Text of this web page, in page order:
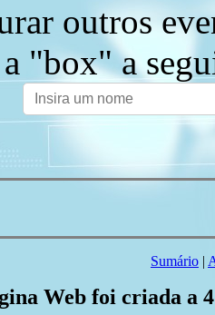
outros
"box" a
Sumário |
Web foi criada a